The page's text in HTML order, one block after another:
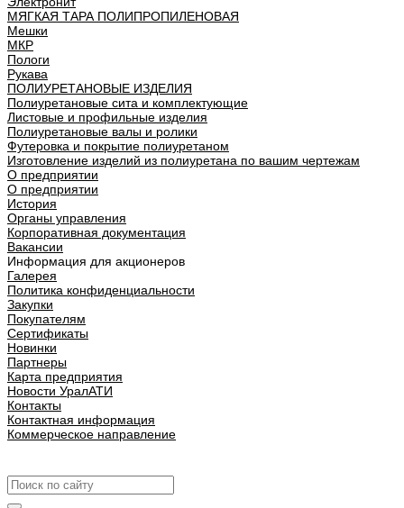
МЯГКАЯ ТАРА ПОЛИПРОПИЛЕНОВАЯ
Мешки
МКР
Пологи
Рукава
ПОЛИУРЕТАНОВЫЕ ИЗДЕЛИЯ
Полиуретановые сита и комплектующие
Листовые и профильные изделия
Полиуретановые валы и ролики
Футеровка и покрытие полиуретаном
Изготовление изделий из полиуретана по вашим чертежам
О предприятии
О предприятии
История
Органы управления
Корпоративная документация
Вакансии
Информация для акционеров
Галерея
Политика конфиденциальности
Закупки
Покупателям
Сертификаты
Новинки
Партнеры
Карта предприятия
Новости УралАТИ
Контакты
Контактная информация
Коммерческое направление